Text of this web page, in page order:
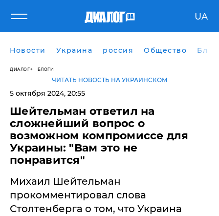
UA
Новости Украина россия Общество
ДИАЛОГ БЛОГИ
ЧИТАТЬ НОВОСТЬ НА УКРАИНСКОМ
5 октября 2024, 20:55
Шейтельман ответил на
сложнейший вопрос о
возможном компромиссе для
Украины: "Вам это не
понравится"
Михаил Шейтельман
прокомментировал слова
Столтенберга о том, что Украина